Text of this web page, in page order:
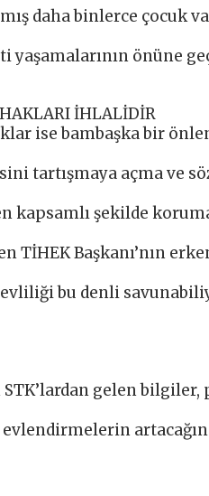
daha binlerce çocuk
yaşamalarının önüne
İHLALİDİR
ise bambaşka bir
tartışmaya açma ve
kapsamlı şekilde
TİHEK Başkanı’nın
bu denli
STK’lardan gelen